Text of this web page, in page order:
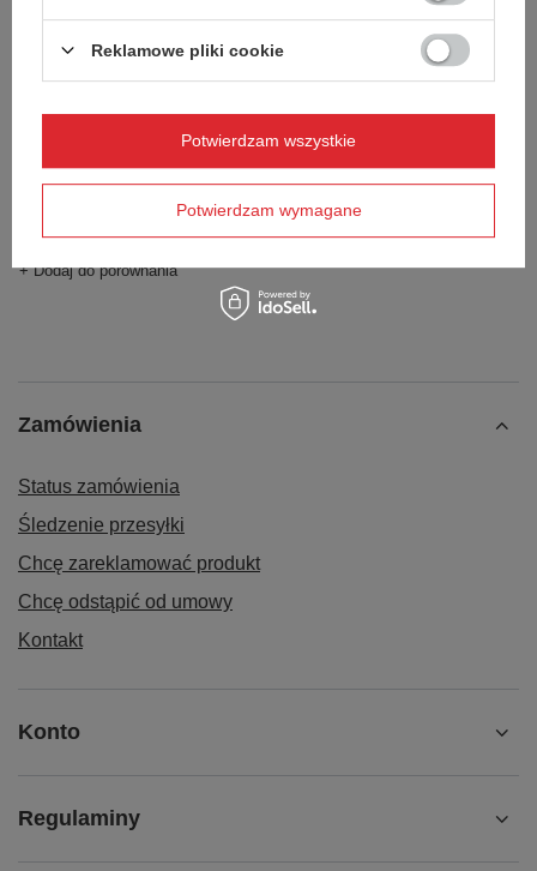
Kubek termiczny ze słomką Luxe
+ Dodaj do porównania
Zamówienia
Status zamówienia
Śledzenie przesyłki
Chcę zareklamować produkt
Chcę odstąpić od umowy
Kontakt
Konto
Regulaminy
Reklamowe pliki cookie
Potwierdzam wymagane
Potwierdzam wszystkie